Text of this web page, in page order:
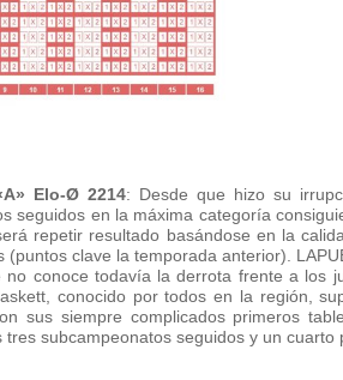
Elo-Ø 2214: Desde que hizo su
seguidos en la máxima categoría
repetir resultado basándose en la
clave la temporada anterior).
conoce todavía la derrota frente a los
conocido por todos en la región,
sus siempre complicados primeros
subcampeonatos seguidos y un cuarto